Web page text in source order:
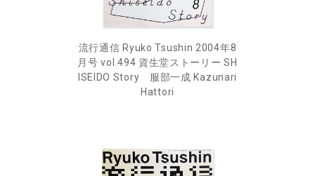
流行通信 Ryuko Tsushin 2004年8
月号 vol.494 資生堂ストーリー SH
ISEIDO Story 服部一成 Kazunari
Hattori